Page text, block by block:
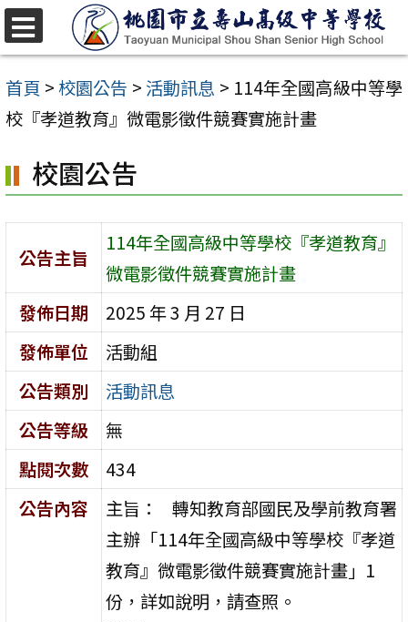
跳
至
主
要
容
區
首頁 >校園公告 > 活動訊息 > 114年全國高級中等學
校『孝道教育』微電影徵件競賽實施計畫
校園公告
公告主旨
114年全國高級中等學校『孝道教育』
微電影徵件競賽實施計畫
發佈日期
2025 年 3 月 27 日
發佈單位
活動組
公告類別
活動訊息
公告等級
無
點閱次數
434
公告內容
主旨： 轉知教育部國民及學前教育署
主辦「114年全國高級中等學校『孝道
教育』微電影徵件競賽實施計畫」1
份，詳如說明，請查照。
選
單